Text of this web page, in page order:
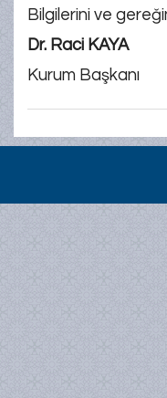
Bilgilerini ve
Dr. Raci KAYA
Kurum Başkanı